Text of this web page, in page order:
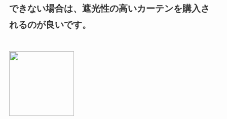
できない場合は、遮光性の高いカーテンを購入さ
れるのが良いです。